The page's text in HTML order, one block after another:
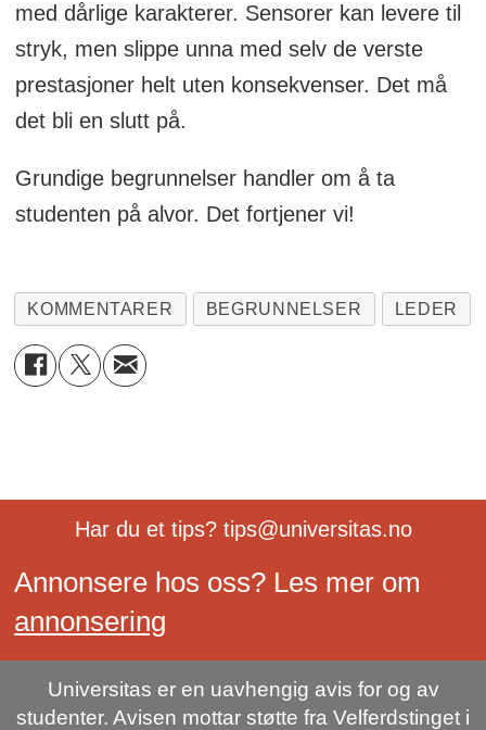
med dårlige karakterer. Sensorer kan levere til
stryk, men slippe unna med selv de verste
prestasjoner helt uten konsekvenser. Det må
det bli en slutt på.
Grundige begrunnelser handler om å ta
studenten på alvor. Det fortjener vi!
KOMMENTARER BEGRUNNELSER LEDER
Har du et tips? tips@universitas.no
Annonsere hos oss? Les mer om
annonsering
Universitas er en uavhengig avis for og av
studenter. Avisen mottar støtte fra Velferdstinget i